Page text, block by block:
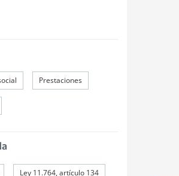
Prestaciones
Ley 11.764, artículo 134